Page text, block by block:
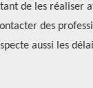
de les réaliser
des
aussi les